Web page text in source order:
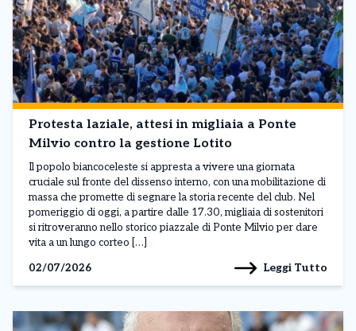
Protesta laziale, attesi in migliaia a Ponte
Milvio contro la gestione Lotito
Il popolo biancoceleste si appresta a vivere una giornata
cruciale sul fronte del dissenso interno, con una mobilitazione di
massa che promette di segnare la storia recente del club. Nel
pomeriggio di oggi, a partire dalle 17.30, migliaia di sostenitori
si ritroveranno nello storico piazzale di Ponte Milvio per dare
vita a un lungo corteo […]
02/07/2026
Leggi Tutto